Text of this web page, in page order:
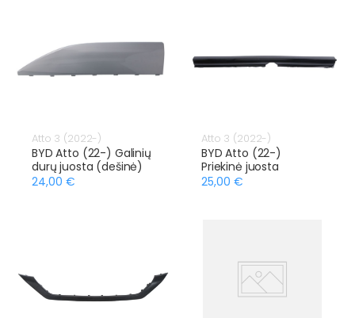
Atto 3 (2022-)
BYD Atto (22-) Galinių
durų juosta (dešinė)
24,00 €
Atto 3 (2022-)
BYD Atto (22-)
Priekinė juosta
25,00 €